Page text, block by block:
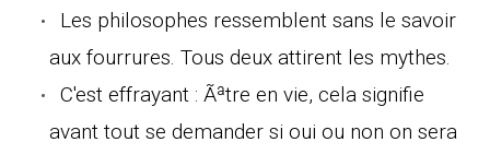
Les philosophes ressemblent sans le savoir
aux fourrures. Tous deux attirent les mythes.
C'est effrayant : Ãªtre en vie, cela signifie
avant tout se demander si oui ou non on sera